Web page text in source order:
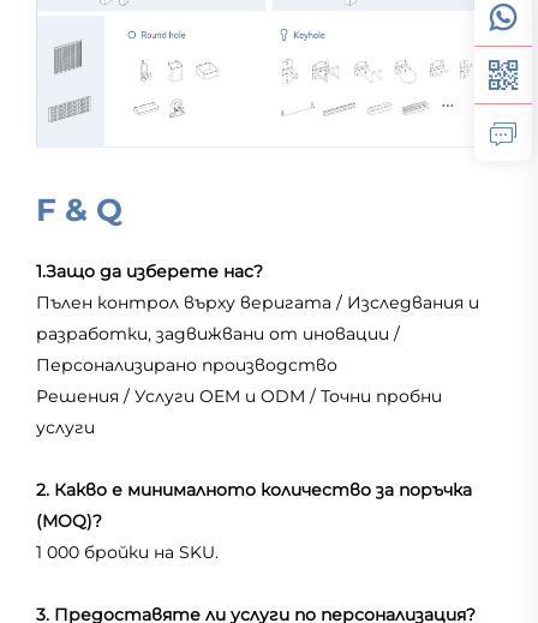
F & Q
1.Защо да изберете нас?
Пълен контрол върху веригата / Изследвания и
разработки, задвижвани от иновации /
Персонализирано производство
Решения / Услуги OEM и ODM / Точни пробни
услуги
2. Какво е минималното количество за поръчка
(MOQ)?
1 000 бройки на SKU.
3. Предоставяте ли услуги по персонализация?